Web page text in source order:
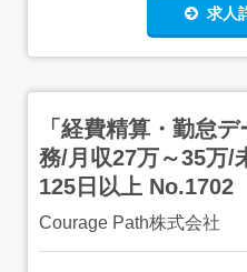
求人
「経費精算・勤怠
務/月収27万～35万/
125日以上 No.1702
Courage Path株式会社